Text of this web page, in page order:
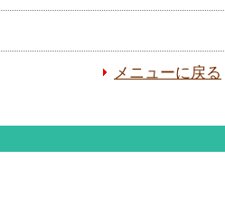
メニューに戻る